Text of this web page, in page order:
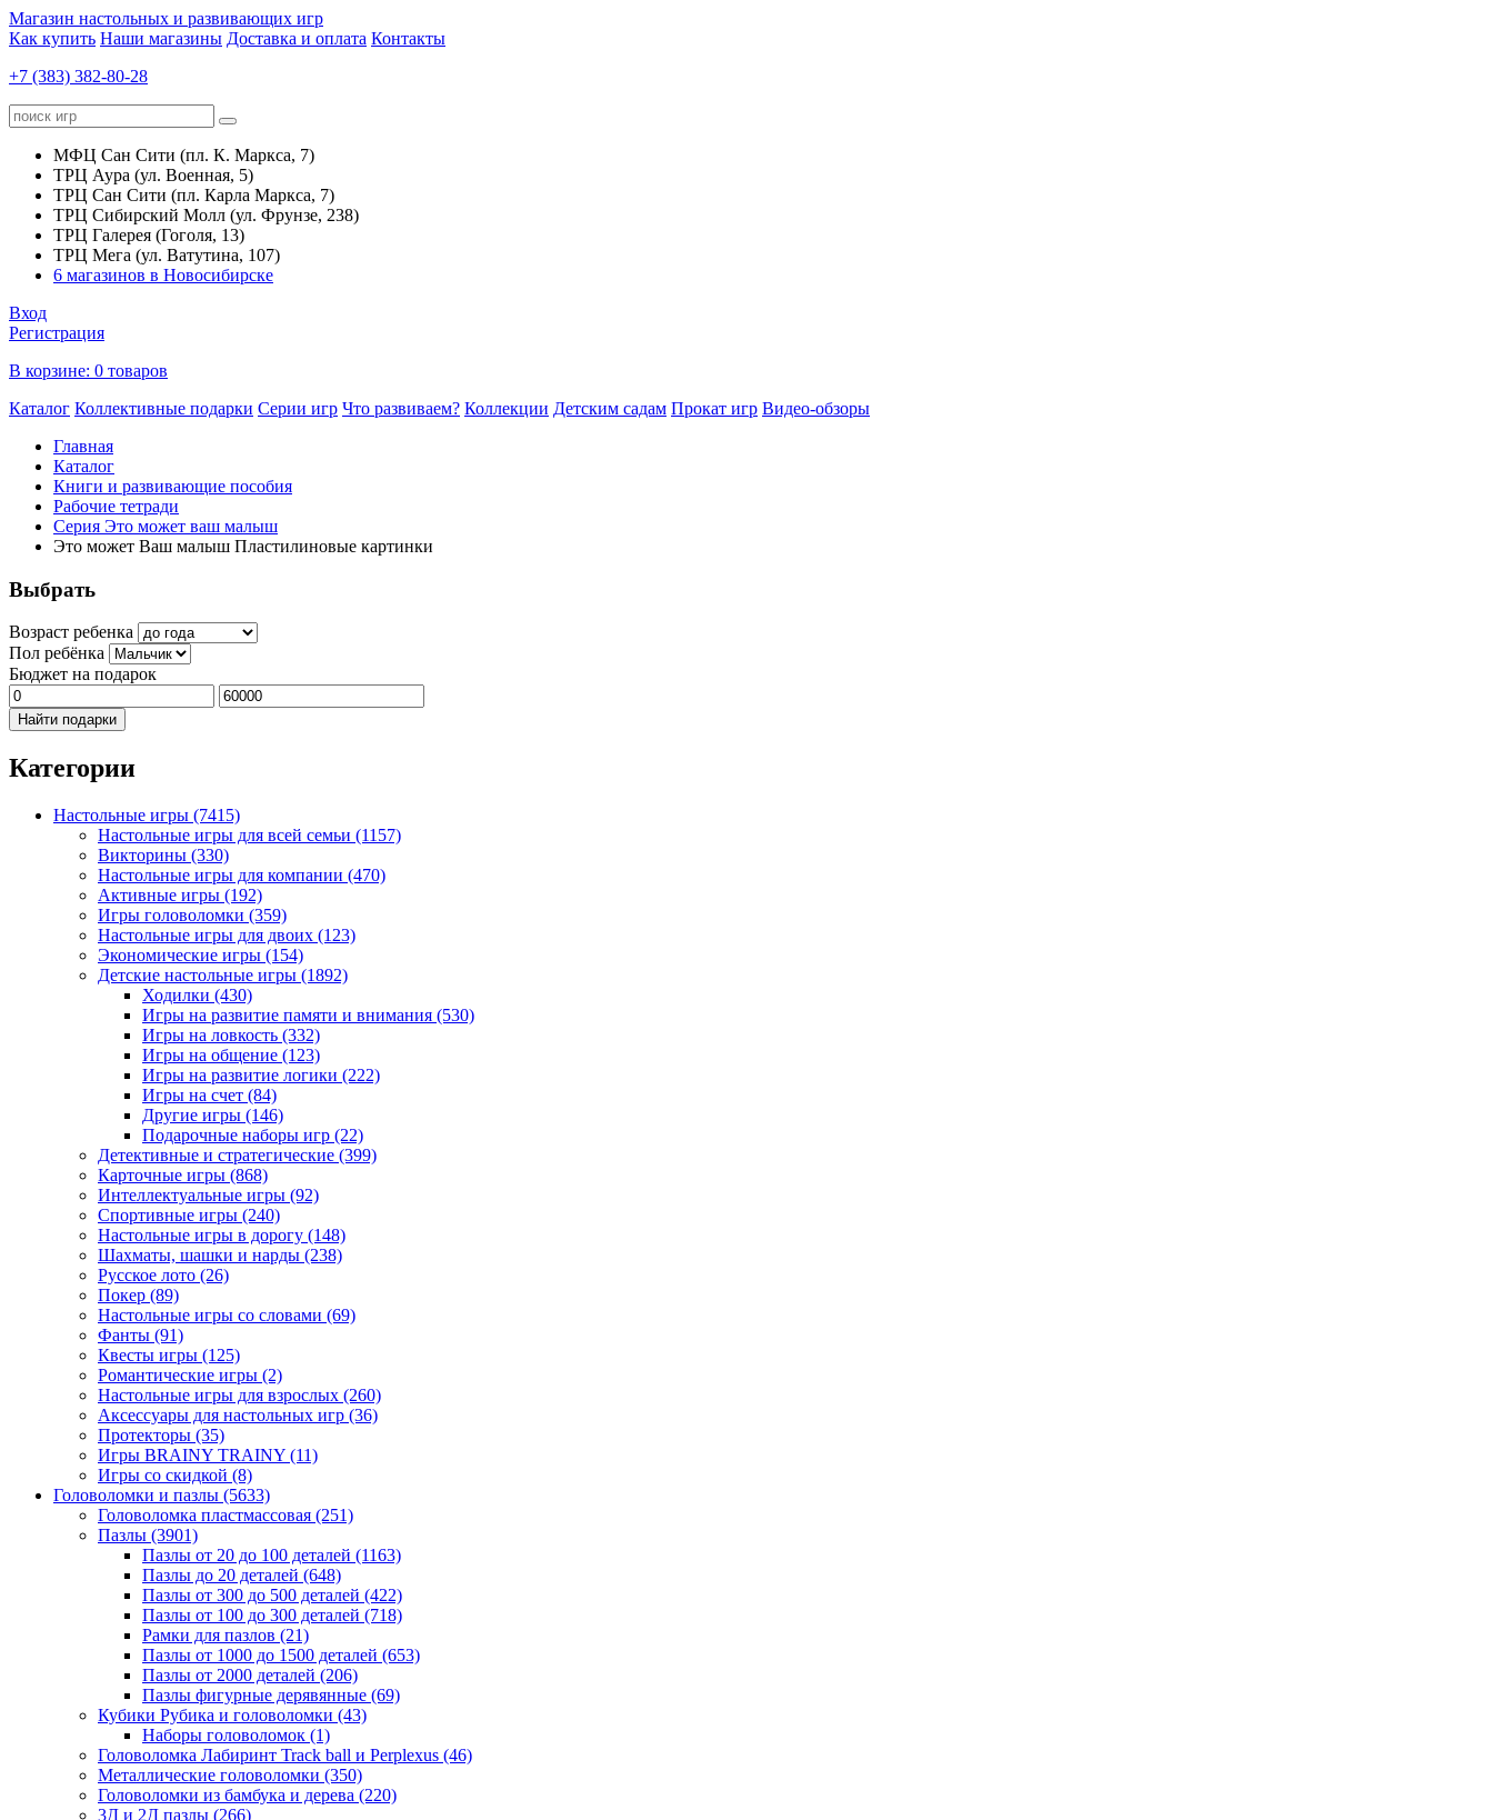
Магазин настольных и развивающих игр
Как купить Наши магазины Доставка и оплата Контакты
+7 (383) 382-80-28
МФЦ Сан Сити (пл. К. Маркса, 7)
ТРЦ Аура (ул. Военная, 5)
ТРЦ Сан Сити (пл. Карла Маркса, 7)
ТРЦ Сибирский Молл (ул. Фрунзе, 238)
ТРЦ Галерея (Гоголя, 13)
ТРЦ Мега (ул. Ватутина, 107)
6 магазинов в Новосибирске
Вход
Регистрация
В корзине: 0 товаров
Каталог Коллективные подарки Серии игр Что развиваем? Коллекции Детским садам Прокат игр Видео-обзоры
Главная
Каталог
Книги и развивающие пособия
Рабочие тетради
Серия Это может ваш малыш
Это может Ваш малыш Пластилиновые картинки
Выбрать
Возраст ребенка
Пол ребёнка
Бюджет на подарок
Найти подарки
Категории
Настольные игры (7415)
Настольные игры для всей семьи (1157)
Викторины (330)
Настольные игры для компании (470)
Активные игры (192)
Игры головоломки (359)
Настольные игры для двоих (123)
Экономические игры (154)
Детские настольные игры (1892)
Ходилки (430)
Игры на развитие памяти и внимания (530)
Игры на ловкость (332)
Игры на общение (123)
Игры на развитие логики (222)
Игры на счет (84)
Другие игры (146)
Подарочные наборы игр (22)
Детективные и стратегические (399)
Карточные игры (868)
Интеллектуальные игры (92)
Спортивные игры (240)
Настольные игры в дорогу (148)
Шахматы, шашки и нарды (238)
Русское лото (26)
Покер (89)
Настольные игры со словами (69)
Фанты (91)
Квесты игры (125)
Романтические игры (2)
Настольные игры для взрослых (260)
Аксессуары для настольных игр (36)
Протекторы (35)
Игры BRAINY TRAINY (11)
Игры со скидкой (8)
Головоломки и пазлы (5633)
Головоломка пластмассовая (251)
Пазлы (3901)
Пазлы от 20 до 100 деталей (1163)
Пазлы до 20 деталей (648)
Пазлы от 300 до 500 деталей (422)
Пазлы от 100 до 300 деталей (718)
Рамки для пазлов (21)
Пазлы от 1000 до 1500 деталей (653)
Пазлы от 2000 деталей (206)
Пазлы фигурные дерявянные (69)
Кубики Рубика и головоломки (43)
Наборы головоломок (1)
Головоломка Лабиринт Track ball и Perplexus (46)
Металлические головоломки (350)
Головоломки из бамбука и дерева (220)
3Д и 2Д пазлы (266)